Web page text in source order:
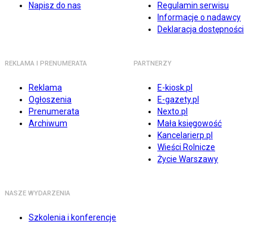
Napisz do nas
Regulamin serwisu
Informacje o nadawcy
Deklaracja dostępności
REKLAMA I PRENUMERATA
Reklama
Ogłoszenia
Prenumerata
Archiwum
PARTNERZY
E-kiosk.pl
E-gazety.pl
Nexto.pl
Mała księgowość
Kancelarierp.pl
Wieści Rolnicze
Życie Warszawy
NASZE WYDARZENIA
Szkolenia i konferencje